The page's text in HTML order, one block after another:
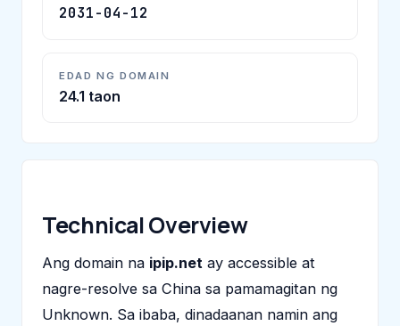
2031-04-12
EDAD NG DOMAIN
24.1 taon
Technical Overview
Ang domain na ipip.net ay accessible at
nagre-resolve sa China sa pamamagitan ng
Unknown. Sa ibaba, dinadaanan namin ang